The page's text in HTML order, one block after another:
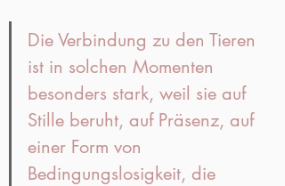
Die Verbindung zu den Tieren
ist in solchen Momenten
besonders stark, weil sie auf
Stille beruht, auf Präsenz, auf
einer Form von
Bedingungslosigkeit, die